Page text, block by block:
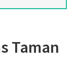
Taman